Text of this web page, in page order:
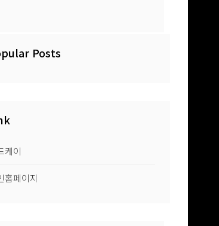
Posts
케이
홈페이지